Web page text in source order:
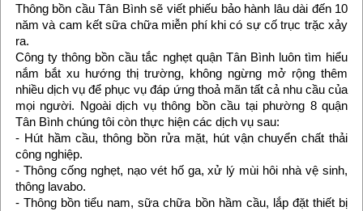
Thông bồn cầu Tân Bình sẽ viết phiếu bảo hành lâu dài đến 10
năm và cam kết sữa chữa miễn phí khi có sự cố trục trặc xảy
ra.
Công ty thông bồn cầu tắc nghẹt quận Tân Bình luôn tìm hiểu
nắm bắt xu hướng thị trường, không ngừng mở rộng thêm
nhiều dịch vụ để phục vụ đáp ứng thoả mãn tất cả nhu cầu của
mọi người. Ngoài dịch vụ thông bồn cầu tại phường 8 quận
Tân Bình chúng tôi còn thực hiện các dịch vụ sau:
- Hút hầm cầu, thông bồn rửa mặt, hút vận chuyển chất thải
công nghiệp.
- Thông cống nghẹt, nạo vét hố ga, xử lý mùi hôi nhà vệ sinh,
thông lavabo.
- Thông bồn tiểu nam, sữa chữa bồn hầm cầu, lắp đặt thiết bị